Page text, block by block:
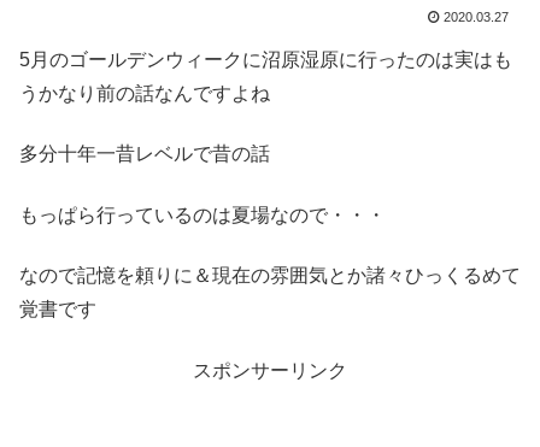
2020.03.27
5月のゴールデンウィークに沼原湿原に行ったのは実はも
うかなり前の話なんですよね
多分十年一昔レベルで昔の話
もっぱら行っているのは夏場なので・・・
なので記憶を頼りに＆現在の雰囲気とか諸々ひっくるめて
覚書です
スポンサーリンク